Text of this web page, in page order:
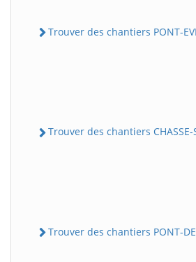
Trouver des chantiers PONT-
Trouver des chantiers CHASSE-
Trouver des chantiers PONT-